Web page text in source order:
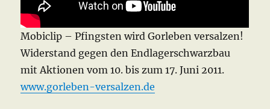
Mobiclip – Pfingsten wird Gorleben versalzen!
Widerstand gegen den Endlagerschwarzbau
mit Aktionen vom 10. bis zum 17. Juni 2011.
www.gorleben-versalzen.de